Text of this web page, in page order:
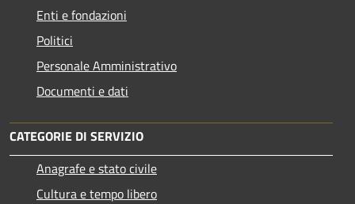
Enti e fondazioni
Politici
Personale Amministrativo
Documenti e dati
CATEGORIE DI SERVIZIO
Anagrafe e stato civile
Cultura e tempo libero